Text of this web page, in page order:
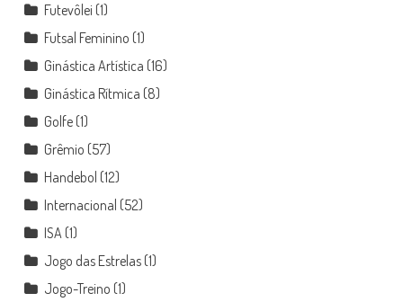
Futevôlei (1)
Futsal Feminino (1)
Ginástica Artística (16)
Ginástica Rítmica (8)
Golfe(1)
Grêmio (57)
Handebol (12)
Internacional (52)
ISA(1)
Jogo das Estrelas(1)
Jogo-Treino (1)